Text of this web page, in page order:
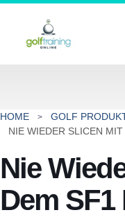
HOME
GOLF
NIE WIEDER SLICEN
Nie
Dem SF1